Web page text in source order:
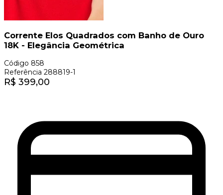
Corrente Elos Quadrados com Banho de Ouro
18K - Elegância Geométrica
Código 858
Referência 288819-1
R$ 399,00